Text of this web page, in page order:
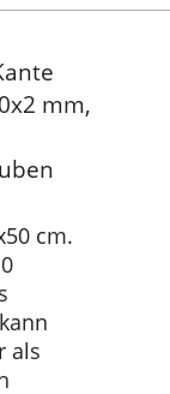
mm,
cm.
als